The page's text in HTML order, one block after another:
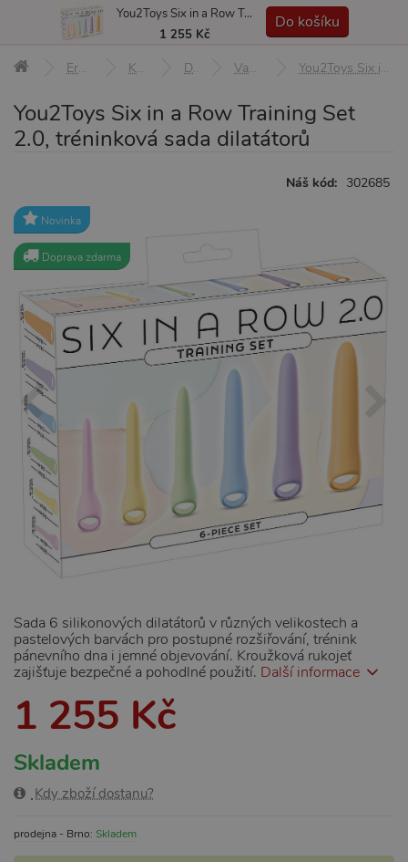
MENU
Erotické pomůcky Klinik, klystýr Dilatátory Vaginální dilatátory You2Toys Six in a Row Training Set 2.0, tréninková sada dilatátorů
You2Toys Six in a Row Training Set
2.0, tréninková sada dilatátorů
Náš kód: 302685
Novinka
Doprava zdarma
Sada 6 silikonových dilatátorů v různých velikostech a
pastelových barvách pro postupné rozšiřování, trénink
pánevního dna i jemné objevování. Kroužková rukojeť
zajišťuje bezpečné a pohodlné použití. Další informace
1 255 Kč
Skladem
Kdy zboží dostanu?
prodejna - Brno: Skladem
You2Toys Six in a Row Training Set 2.0, tréninková sada dilatátorů
1 255 Kč
Do košíku